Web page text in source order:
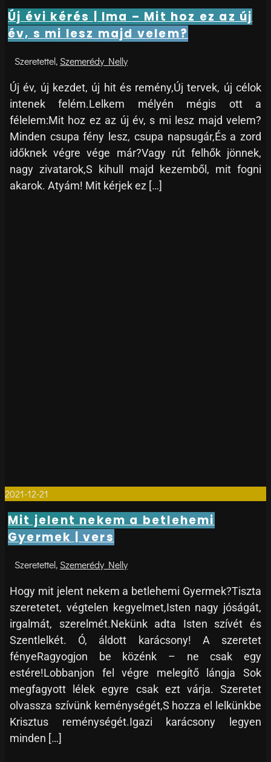
Új évi kérés | Ima – Mit hoz ez az új
év, s mi lesz majd velem?
Szemerédy Nelly
Új év, új kezdet, új hit és remény,Új tervek, új célok
intenek felém.Lelkem mélyén mégis ott a
félelem:Mit hoz ez az új év, s mi lesz majd velem?
Minden csupa fény lesz, csupa napsugár,És a zord
időknek végre vége már?Vagy rút felhők jönnek,
nagy zivatarok,S kihull majd kezemből, mit fogni
akarok. Atyám! Mit kérjek ez […]
2021-12-21
Mit jelent nekem a betlehemi
Gyermek | vers
Szemerédy Nelly
Hogy mit jelent nekem a betlehemi Gyermek?Tiszta
szeretetet, végtelen kegyelmet,Isten nagy jóságát,
irgalmát, szerelmét.Nekünk adta Isten szívét és
Szentlelkét. Ó, áldott karácsony! A szeretet
fényeRagyogjon be közénk – ne csak egy
estére!Lobbanjon fel végre melegítő lángja Sok
megfagyott lélek egyre csak ezt várja. Szeretet
olvassza szívünk keménységét,S hozza el lelkünkbe
Krisztus reménységét.Igazi karácsony legyen
minden […]